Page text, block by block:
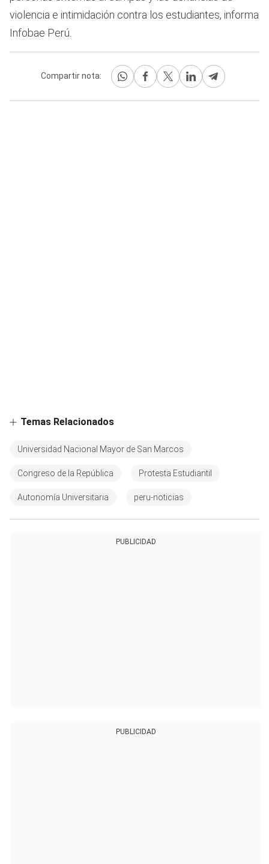
violencia e intimidación contra los estudiantes, informa
Infobae Perú.
Compartir nota:
Temas Relacionados
Universidad Nacional Mayor de San Marcos
Congreso de la República Protesta Estudiantil
Autonomía Universitaria peru-noticias
PUBLICIDAD
PUBLICIDAD